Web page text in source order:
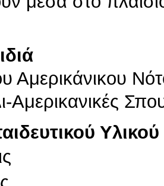
Αμερικάνικου
Αμερικανικές
Υλικού